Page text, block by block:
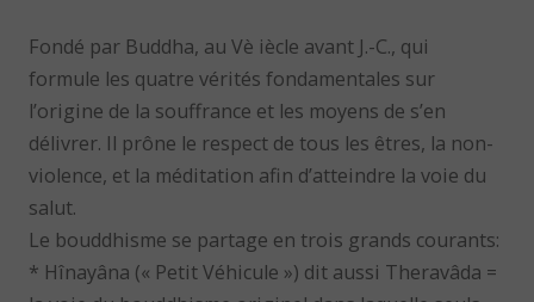
Fondé par Buddha, au Vè iècle avant J.-C., qui
formule les quatre vérités fondamentales sur
l’origine de la souffrance et les moyens de s’en
délivrer. Il prône le respect de tous les êtres, la non-
violence, et la méditation afin d’atteindre la voie du
salut.
Le bouddhisme se partage en trois grands courants:
* Hînayâna (« Petit Véhicule ») dit aussi Theravâda =